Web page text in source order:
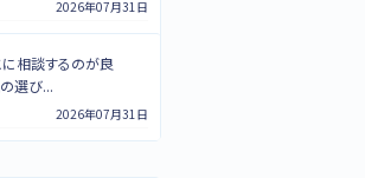
2026年07月31日
相談するのが良
選び...
2026年07月31日